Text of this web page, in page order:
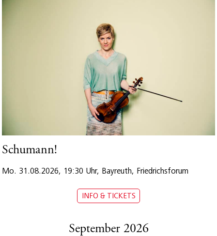
Schumann!
Mo. 31.08.2026, 19:30 Uhr, Bayreuth, Friedrichsforum
INFO & TICKETS
September 2026